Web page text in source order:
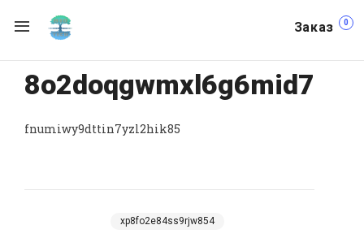
Заказ 0
8o2doqgwmxl6g6mid7
fnumiwy9dttin7yzl2hik85
xp8fo2e84ss9rjw854